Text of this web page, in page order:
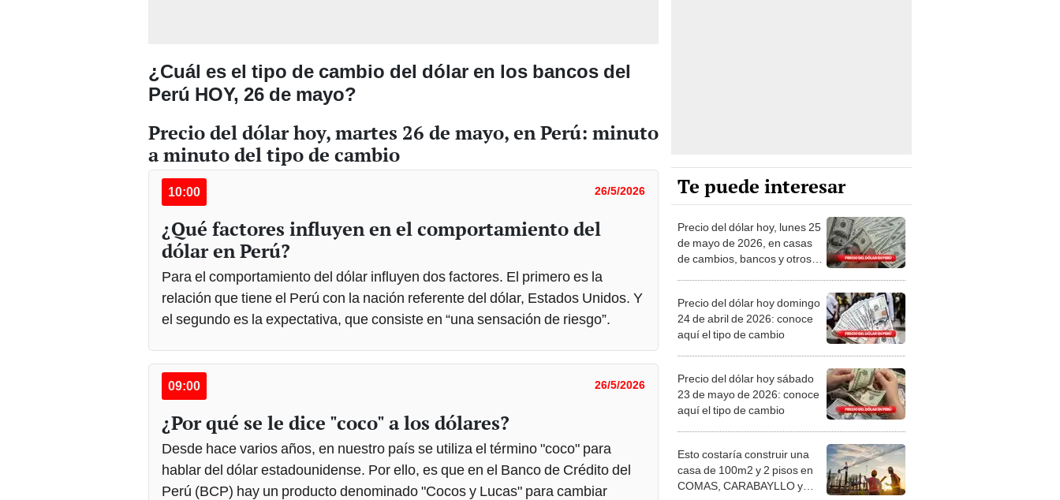
¿Cuál es el tipo de cambio del dólar en los bancos del
Perú HOY, 26 de mayo?
Precio del dólar hoy, martes 26 de mayo, en Perú: minuto
a minuto del tipo de cambio
10:00 26/5/2026
¿Qué factores influyen en el comportamiento del
dólar en Perú?
Para el comportamiento del dólar influyen dos factores. El primero es la
relación que tiene el Perú con la nación referente del dólar, Estados Unidos. Y
el segundo es la expectativa, que consiste en “una sensación de riesgo”.
09:00 26/5/2026
¿Por qué se le dice "coco" a los dólares?
Desde hace varios años, en nuestro país se utiliza el término "coco" para
hablar del dólar estadounidense. Por ello, es que en el Banco de Crédito del
Perú (BCP) hay un producto denominado "Cocos y Lucas" para cambiar
Te puede interesar
Precio del dólar hoy, lunes 25
de mayo de 2026, en casas
de cambios, bancos y otros
Precio del dólar hoy domingo
24 de abril de 2026: conoce
aquí el tipo de cambio
Precio del dólar hoy sábado
23 de mayo de 2026: conoce
aquí el tipo de cambio
Esto costaría construir una
casa de 100m2 y 2 pisos en
COMAS, CARABAYLLO y